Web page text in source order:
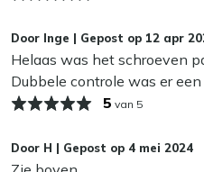
zorgen.
Inclusief kussen:Deze
bijpassend kussen, zodat
extra zitcomfort.
Bekijk meer Tuinstoelen
Bekijk meer Dining
eetstoel langer mooi en hoef
maken. Dat is wel zo fijn!
Door Inge | Gepost op 12 apr
Helaas was het schroeven
Dubbele controle was er
5 van 5
Door H | Gepost op 4 mei 2024